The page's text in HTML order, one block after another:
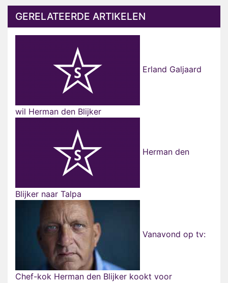
GERELATEERDE ARTIKELEN
Erland Galjaard
wil Herman den Blijker
Herman den
Blijker naar Talpa
Vanavond op tv:
Chef-kok Herman den Blijker kookt voor